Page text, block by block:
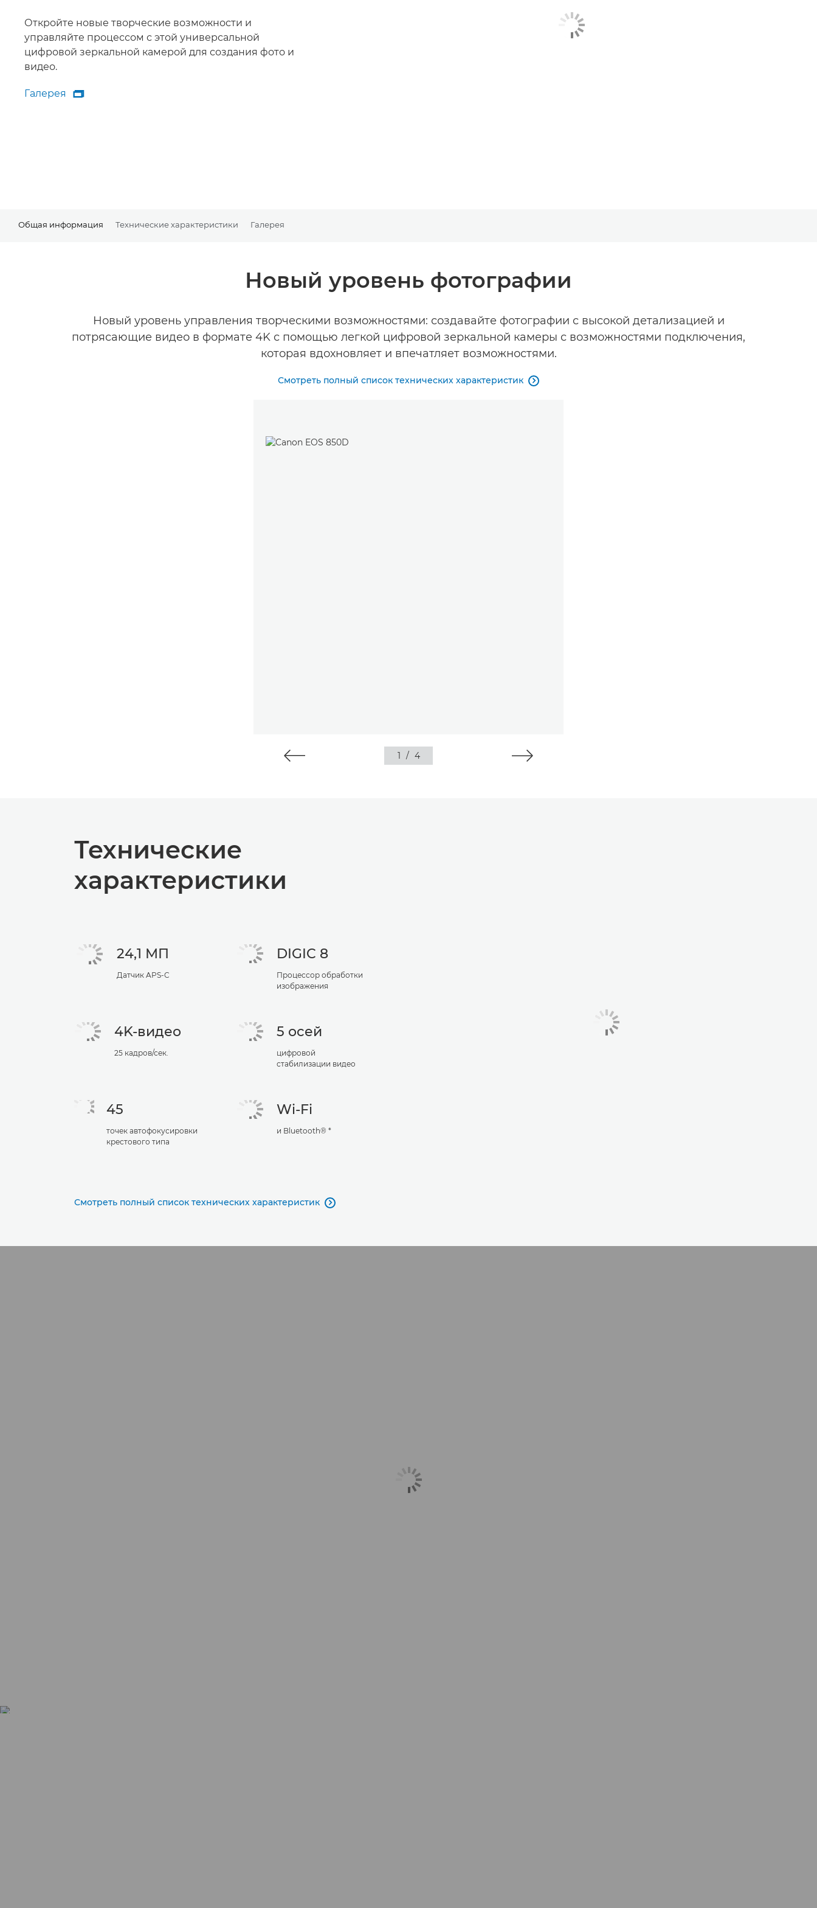
Откройте новые творческие возможности и
управляйте процессом с этой универсальной
цифровой зеркальной камерой для создания фото и
видео.
Галерея
Галерея

Общая информация Технические характеристики Галерея
Новый уровень фотографии
Новый уровень управления творческими возможностями: создавайте фотографии с высокой детализацией и
потрясающие видео в формате 4K с помощью легкой цифровой зеркальной камеры с возможностями подключения,
которая вдохновляет и впечатляет возможностями.
Смотреть полный список технических характеристик 
1 / 4
Технические
характеристики
24,1 МП
Датчик APS-C
DIGIC 8
Процессор обработки
изображения
4K-видео
25 кадров/сек.
5 осей
цифровой
стабилизации видео
45
точек автофокусировки
крестового типа
Wi-Fi
и Bluetooth® *
Смотреть полный список технических характеристик 